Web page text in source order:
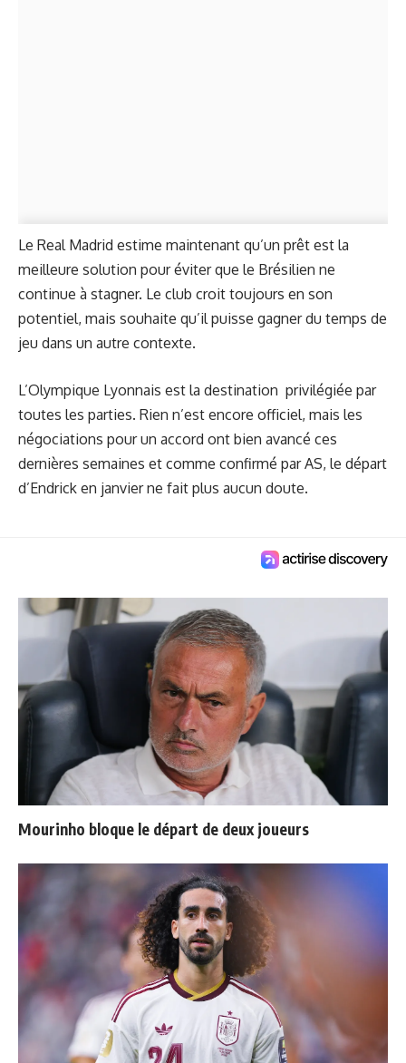
Le Real Madrid estime maintenant qu’un prêt est la
meilleure solution pour éviter que le Brésilien ne
continue à stagner. Le club croit toujours en son
potentiel, mais souhaite qu’il puisse gagner du temps de
jeu dans un autre contexte.
L’Olympique Lyonnais est la destination privilégiée par
toutes les parties. Rien n’est encore officiel, mais les
négociations pour un accord ont bien avancé ces
dernières semaines et comme confirmé par AS, le départ
d’Endrick en janvier ne fait plus aucun doute.
Mourinho bloque le départ de deux joueurs